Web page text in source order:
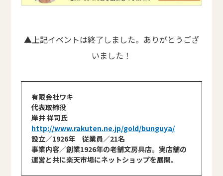
▲上記イベントは終了しました。ありがとうござ
いました！
有限会社ワキ
代表取締役
岸井 祥司氏
http://www.rakuten.ne.jp/gold/bunguya/
設立／1926年 従業員／21名
事業内容／創業1926年の老舗文房具店。実店舗の
運営と共に楽天市場にネットショップを展開。